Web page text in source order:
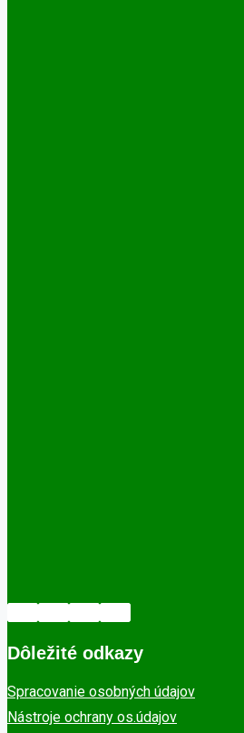
Dôležité odkazy
Spracovanie osobných údajov
Nástroje ochrany os.údajov